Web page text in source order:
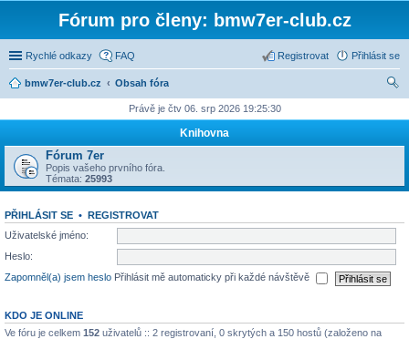
Fórum pro členy: bmw7er-club.cz
Rychlé odkazy FAQ Přihlásit se
Registrovat
bmw7er-club.cz
Obsah fóra
Právě je čtv 06. srp 2026 19:25:30
Knihovna
Fórum 7er
Popis vašeho prvního fóra.
Témata: 25993
PŘIHLÁSIT SE • REGISTROVAT
Uživatelské jméno:
Heslo:
Zapomněl(a) jsem heslo Přihlásit mě automaticky při každé návštěvě
KDO JE ONLINE
Ve fóru je celkem 152 uživatelů :: 2 registrovaní, 0 skrytých a 150 hostů (založeno na